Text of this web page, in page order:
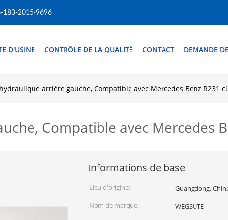
183-2015-9696
D'USINE CONTRÔLE DE LA QUALITÉ CONTACT DEMANDE
arrière gauche, Compatible avec Mercedes Benz R231
Compatible avec Mercedes
Informations de base
Lieu d'origine:
Guangdong,
Nom de marque:
WEGSUTE